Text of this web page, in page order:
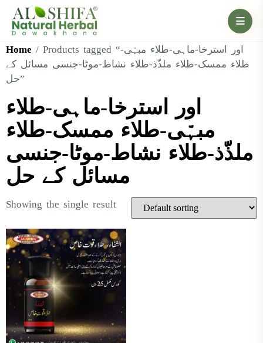
Home / Products tagged “اور استرخا-ماہی-طلاء مبہّی-
طلاء ممسک-طلاء ملذّذ-طلاء نشاط-موٹا-جنسی مسائل کے
حل”
اور استرخا-ماہی-طلاء
مبہّی-طلاء ممسک-طلاء
ملذّذ-طلاء نشاط-موٹا-جنسی
مسائل کے حل
Showing the single result